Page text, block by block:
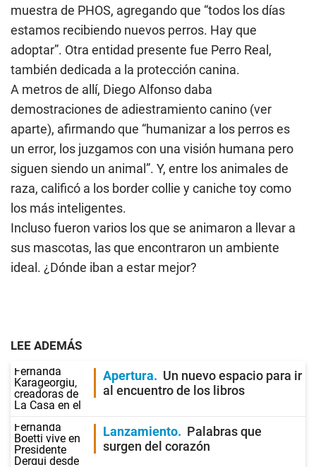
muestra de PHOS, agregando que “todos los días
estamos recibiendo nuevos perros. Hay que
adoptar”. Otra entidad presente fue Perro Real,
también dedicada a la protección canina.
A metros de allí, Diego Alfonso daba
demostraciones de adiestramiento canino (ver
aparte), afirmando que “humanizar a los perros es
un error, los juzgamos con una visión humana pero
siguen siendo un animal”. Y, entre los animales de
raza, calificó a los border collie y caniche toy como
los más inteligentes.
Incluso fueron varios los que se animaron a llevar a
sus mascotas, las que encontraron un ambiente
ideal. ¿Dónde iban a estar mejor?
LEE ADEMÁS
Apertura
Un nuevo espacio para ir
al encuentro de los libros
Lanzamiento
Palabras que
surgen del corazón